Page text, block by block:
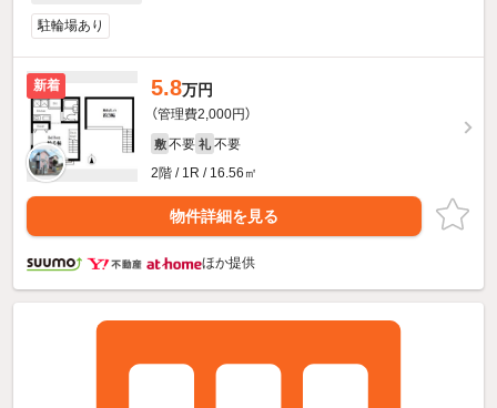
駐輪場あり
新着 5.8万円
（管理費2,000円）
敷 不要 礼 不要
2階 / 1R / 16.56㎡
物件詳細を見る
ほか提供